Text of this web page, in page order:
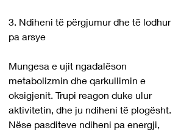
3. Ndiheni të përgjumur dhe të lodhur
pa arsye
Mungesa e ujit ngadalëson
metabolizmin dhe qarkullimin e
oksigjenit. Trupi reagon duke ulur
aktivitetin, dhe ju ndiheni të plogësht.
Nëse pasditeve ndiheni pa energji,